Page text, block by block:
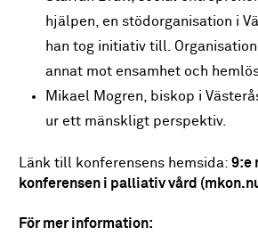
hjälpen, en stödorganisation i
han tog initiativ till.
annat mot ensamhet och
Mikael Mogren, biskop i
ur ett mänskligt perspektiv.
Länk till konferensens hemsida:9:e
konferensen i palliativ vård
För mer information: